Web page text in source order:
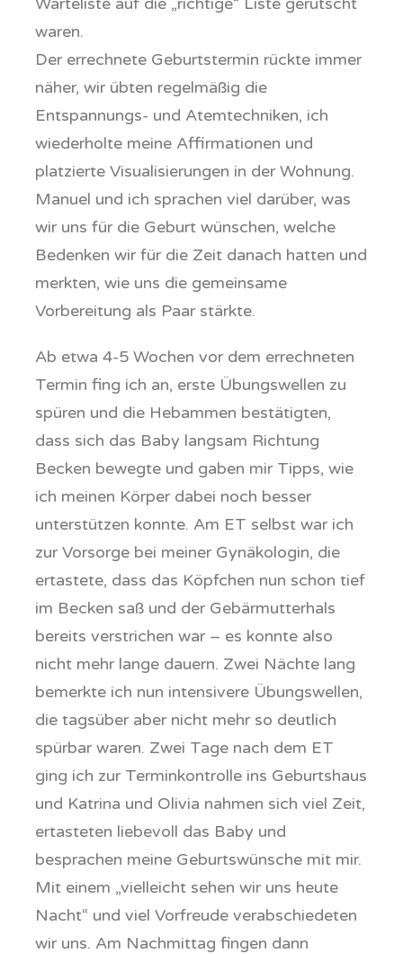
waren.
Der errechnete Geburtstermin rückte immer
näher, wir übten regelmäßig die
Entspannungs- und Atemtechniken, ich
wiederholte meine Affirmationen und
platzierte Visualisierungen in der Wohnung.
Manuel und ich sprachen viel darüber, was
wir uns für die Geburt wünschen, welche
Bedenken wir für die Zeit danach hatten und
merkten, wie uns die gemeinsame
Vorbereitung als Paar stärkte.
Ab etwa 4-5 Wochen vor dem errechneten
Termin fing ich an, erste Übungswellen zu
spüren und die Hebammen bestätigten,
dass sich das Baby langsam Richtung
Becken bewegte und gaben mir Tipps, wie
ich meinen Körper dabei noch besser
unterstützen konnte. Am ET selbst war ich
zur Vorsorge bei meiner Gynäkologin, die
ertastete, dass das Köpfchen nun schon tief
im Becken saß und der Gebärmutterhals
bereits verstrichen war – es konnte also
nicht mehr lange dauern. Zwei Nächte lang
bemerkte ich nun intensivere Übungswellen,
die tagsüber aber nicht mehr so deutlich
spürbar waren. Zwei Tage nach dem ET
ging ich zur Terminkontrolle ins Geburtshaus
und Katrina und Olivia nahmen sich viel Zeit,
ertasteten liebevoll das Baby und
besprachen meine Geburtswünsche mit mir.
Mit einem „vielleicht sehen wir uns heute
Nacht“ und viel Vorfreude verabschiedeten
wir uns. Am Nachmittag fingen dann